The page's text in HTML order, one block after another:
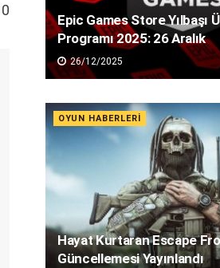
0
Epic Games Store Yılbaşı
Programı 2025: 26 Aralık
26/12/2025
OYUN HABERLERI
Hayat Kurtaran Escape
Güncellemesi Yayınlandı